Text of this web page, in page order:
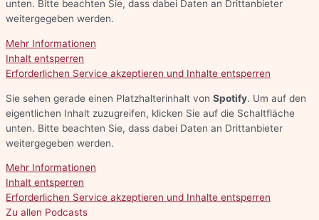
unten. Bitte beachten Sie, dass dabei Daten an Drittanbieter
weitergegeben werden.
Mehr Informationen
Inhalt entsperren
Erforderlichen Service akzeptieren und Inhalte entsperren
Sie sehen gerade einen Platzhalterinhalt von Spotify. Um auf den
eigentlichen Inhalt zuzugreifen, klicken Sie auf die Schaltfläche
unten. Bitte beachten Sie, dass dabei Daten an Drittanbieter
weitergegeben werden.
Mehr Informationen
Inhalt entsperren
Erforderlichen Service akzeptieren und Inhalte entsperren
Zu allen Podcasts